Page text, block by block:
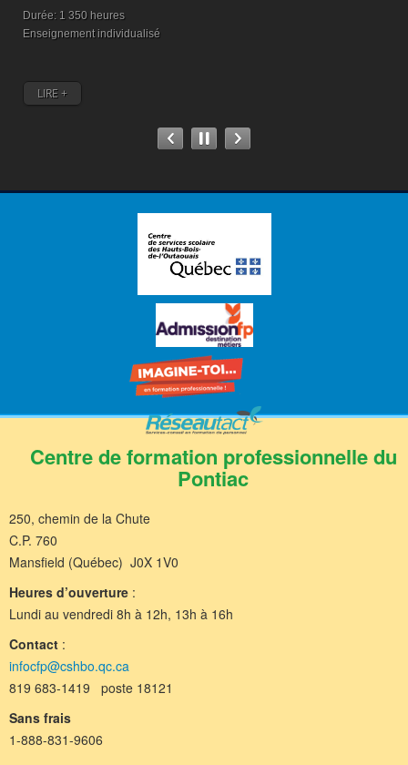
Durée: 1 350 heures
Enseignement individualisé
LIRE +
Centre de formation professionnelle du
Pontiac
250, chemin de la Chute
C.P. 760
Mansfield (Québec) J0X 1V0
Heures d’ouverture :
Lundi au vendredi 8h à 12h, 13h à 16h
Contact :
infocfp@cshbo.qc.ca
819 683-1419 poste 18121
Sans frais
1-888-831-9606